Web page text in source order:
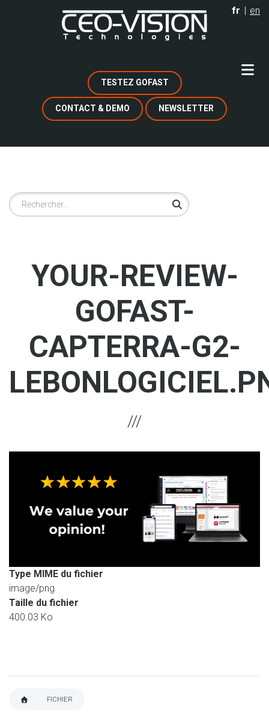
fr en
TESTEZ GOFAST
CONTACT & DEMO NEWSLETTER
Rechercher
YOUR-REVIEW-
GOFAST-
CAPTERRA-G2-
Type MIME du fichier
image/png
Taille du fichier
400.03 Ko
FICHIER